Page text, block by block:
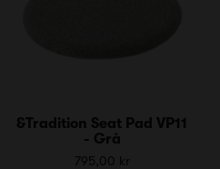
&Tradition Seat Pad VP11
- Grå
795,00 kr